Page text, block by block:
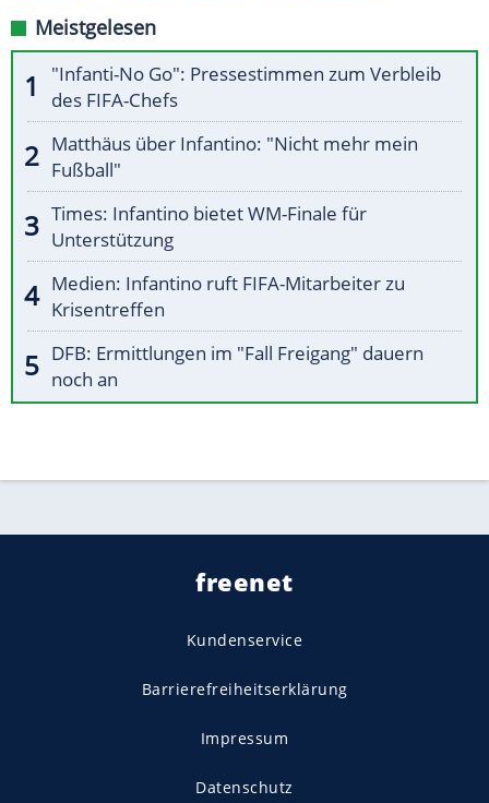
Meistgelesen
"Infanti-No Go": Pressestimmen zum Verbleib
des FIFA-Chefs
Matthäus über Infantino: "Nicht mehr mein
Fußball"
Times: Infantino bietet WM-Finale für
Unterstützung
Medien: Infantino ruft FIFA-Mitarbeiter zu
Krisentreffen
DFB: Ermittlungen im "Fall Freigang" dauern
noch an
freenet
Kundenservice
Barrierefreiheitserklärung
Impressum
Datenschutz